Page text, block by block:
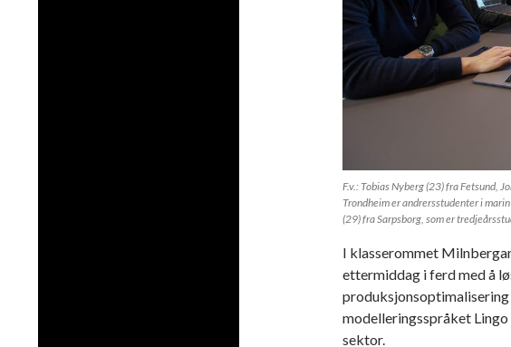
F.v.: Tobias Nyberg (23) fra Fetsund,
Trondheim er andrersstudenter i
(29) fra Sarpsborg, som er
I klasserommet
ettermiddag i ferd med å
modelleringsspråket
sektor.